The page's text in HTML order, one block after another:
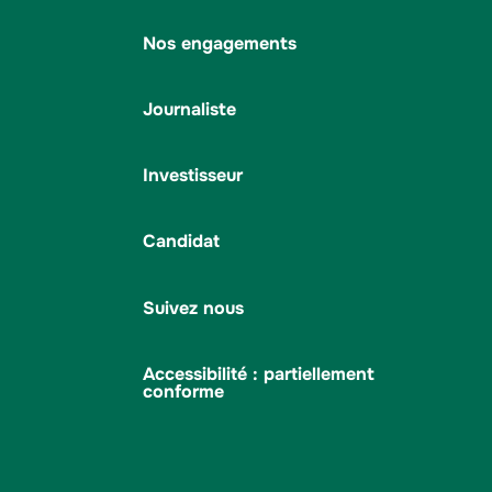
Nos engagements
Journaliste
Investisseur
Candidat
Suivez nous
Accessibilité : partiellement
conforme